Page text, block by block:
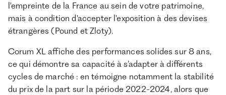
l'empreinte de la France au sein de votre patrimoine,
mais à condition d'accepter l'exposition à des devises
étrangères (Pound et Zloty).
Corum XL affiche des performances solides sur 8 ans,
ce qui démontre sa capacité à s’adapter à différents
cycles de marché : en témoigne notamment la stabilité
du prix de la part sur la période 2022-2024, alors que